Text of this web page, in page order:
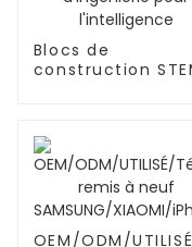
Blocs de
construction
l'intelligence
OEM/ODM/